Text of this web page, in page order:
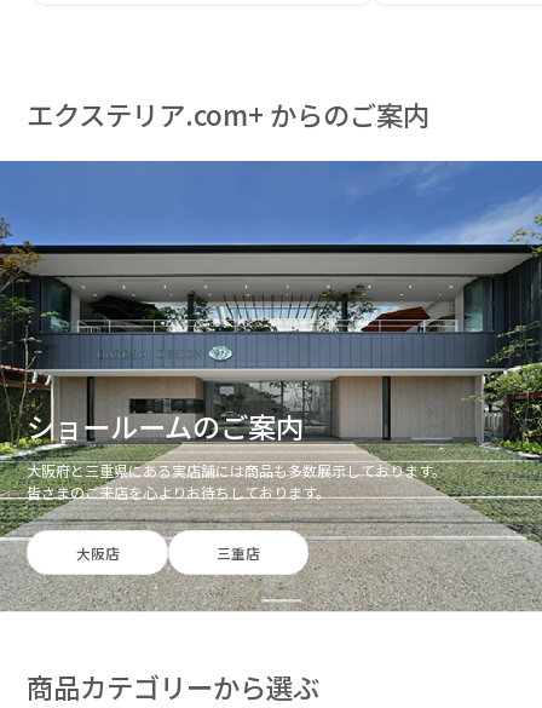
エクステリア.com+ からのご案内
ショールームのご案内
大阪府と三重県にある実店舗には商品も多数展示しております。
皆さまのご来店を心よりお待ちしております。
大阪店 三重店
商品カテゴリーから選ぶ